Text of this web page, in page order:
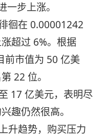
一步上涨。
徊在 0.00001242
超过 6%。根据
市值为 50 亿美
22 位。
17 亿美元，表明尽
趣仍然很高。
升趋势，购买压力